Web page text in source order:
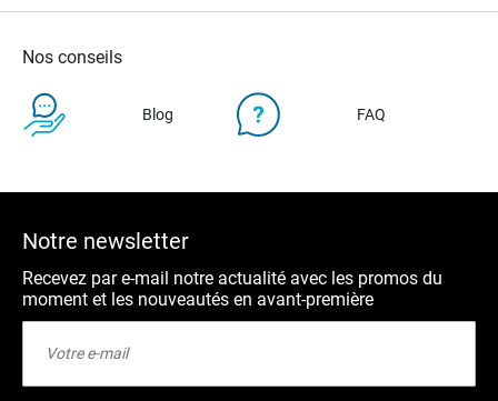
Nos conseils
Blog FAQ
Notre newsletter
Recevez par e-mail notre actualité avec les promos du
moment et les nouveautés en avant-première